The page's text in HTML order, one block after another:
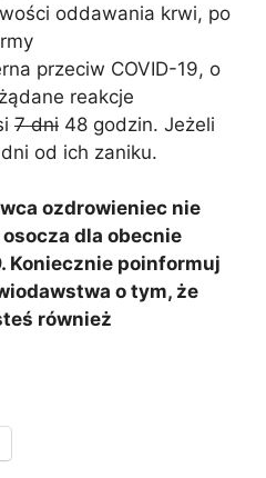
oddawania krwi, po
przeciw COVID-19, o
reakcje
7 dni 48 godzin. Jeżeli
od ich zaniku.
ozdrowieniec nie
dla obecnie
Koniecznie poinformuj
o tym, że
również